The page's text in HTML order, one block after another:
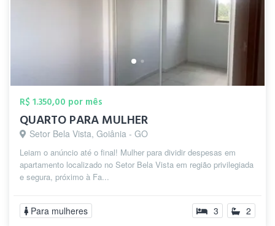
R$ 1.350,00 por mês
QUARTO PARA MULHER
Setor Bela Vista, Goiânia - GO
Leiam o anúncio até o final! Mulher para dividir despesas em
apartamento localizado no Setor Bela Vista em região privilegiada
e segura, próximo à Fa...
Para mulheres 3 2